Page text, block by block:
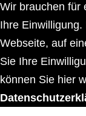
Wir brauchen für
Ihre
Webseite, auf
Sie Ihre
können Sie hier